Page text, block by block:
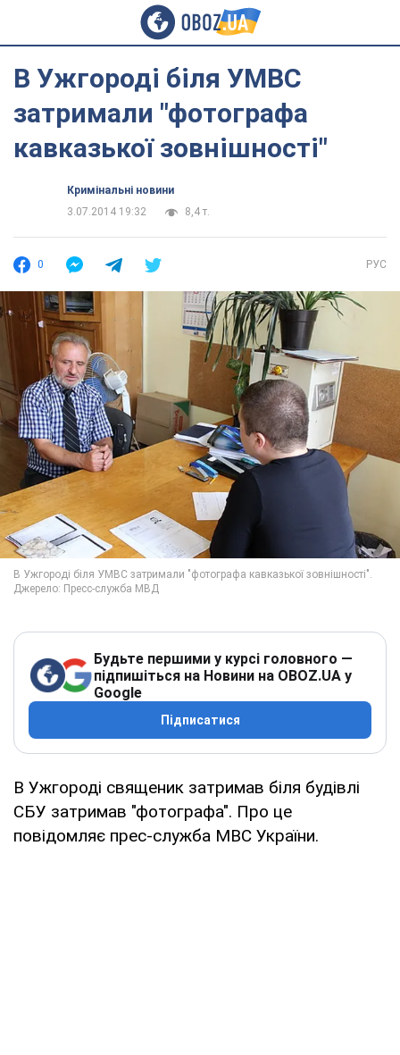
В Ужгороді біля УМВС
затримали "фотографа
кавказької зовнішності"
Кримінальні новини
3.07.2014 19:32
8,4 т.
0 РУС
Будьте першими у курсі головного —
підпишіться на Новини на OBOZ.UA у
Google
Підписатися
В Ужгороді священик затримав біля будівлі
СБУ затримав "фотографа". Про це
повідомляє прес-служба МВС України.